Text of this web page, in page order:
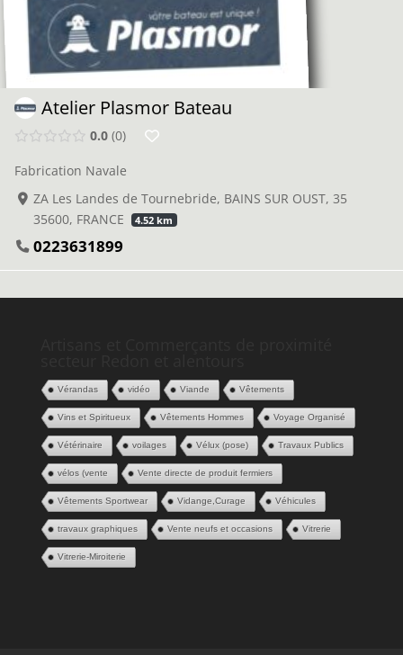
Atelier Plasmor Bateau
0.0 0
Fabrication Navale
ZA Les Landes de Tournebride, BAINS SUR OUST, 35
35600, FRANCE
4.52 km
0223631899
Vérandas vidéo Viande Vêtements
Vins et Spiritueux Vêtements Hommes Voyage Organisé
Vétérinaire voilages Vélux (pose) Travaux Publics
vélos (vente Vente directe de produit fermiers
Vêtements Sportwear Vidange,Curage Véhicules
travaux graphiques Vente neufs et occasions Vitrerie
Vitrerie-Miroiterie